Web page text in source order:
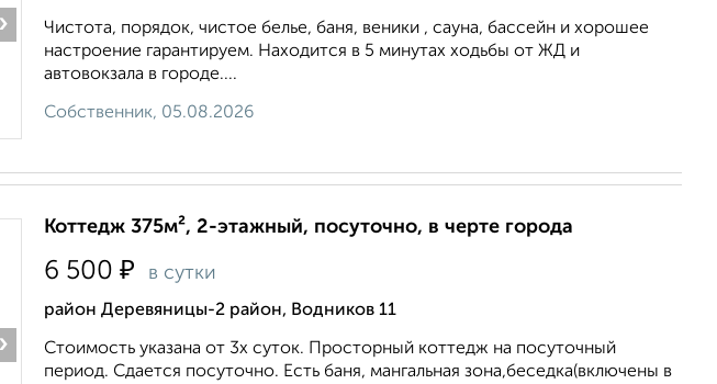
›
Чистота, порядок, чистое белье, баня, веники , сауна, бассейн и хорошее
настроение гарантируем. Находится в 5 минутах ходьбы от ЖД и
автовокзала в городе....
Собственник, 05.08.2026
›
Коттедж 375м², 2-этажный, посуточно, в черте города
6 500 ₽ в сутки
район Деревяницы-2 район, Водников 11
Стоимость указана от 3х суток. Просторный коттедж на посуточный
период. Сдается посуточно. Есть баня, мангальная зона,беседка(включены в